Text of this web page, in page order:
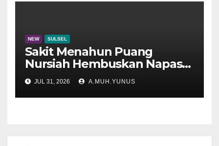
NEW SULSEL
Sakit Menahun Puang
Nursiah Hembuskan Napas
Terakhir
JUL 31, 2026 A.MUH.YUNUS